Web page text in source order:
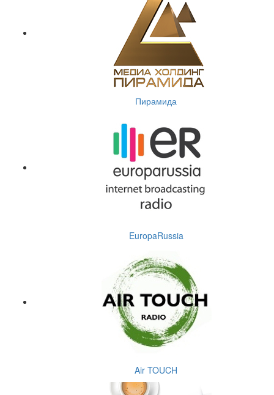
Пирамида
EuropaRussia
Air TOUCH